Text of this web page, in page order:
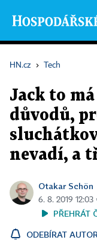
HN.cz › Tech
Jack to
důvodů,
nevadí, a
Otakar Schön
6. 8. 2019
PŘEHRÁT
ODEBÍRAT